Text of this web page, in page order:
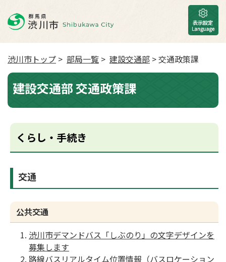
渋川市トップ > 部局一覧 > 建設交通部 > 交通政策課
建設交通部 交通政策課
くらし・手続き
交通
公共交通
渋川市デマンドバス「しぶのり」の文字デザインを
募集します
路線バスリアルタイム位置情報（バスロケーション